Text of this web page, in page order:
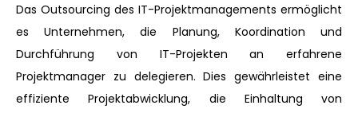
Das Outsourcing des IT-Projektmanagements ermöglicht
es Unternehmen, die Planung, Koordination und
Durchführung von IT-Projekten an erfahrene
Projektmanager zu delegieren. Dies gewährleistet eine
effiziente Projektabwicklung, die Einhaltung von